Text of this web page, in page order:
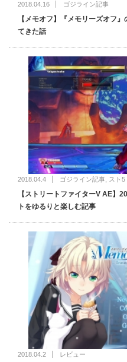
2018.04.16 ゴジライン記事
【メモオフ】『メモリーズオフ
てきた話
2018.04.4 ゴジライン記事 スト5
【ストリートファイターV AE】
トをゆるりと楽しむ記事
2018.04.2 レビュー